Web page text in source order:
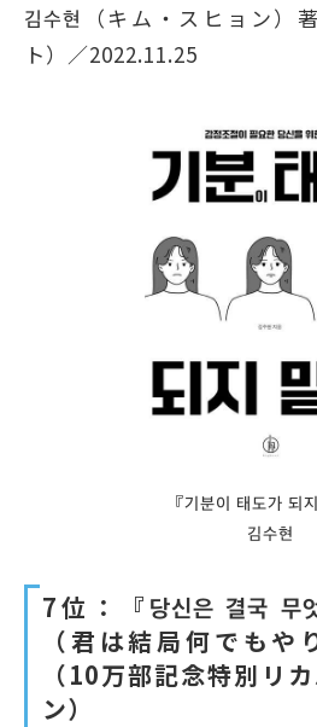
김수현（キム・スヒョン）
ト）／2022.11.25
『기분이 태도가 되
김수현
7位：『당신은 결국 무
（君は結局何でもや
（10万部記念特別リ
ン）